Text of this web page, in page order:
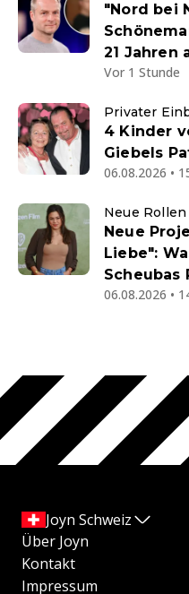
"Nord bei
21 Jahren
Vor 1 Stunde
Privater
4 Kinder
Giebels
06.08.2026 •
Neue Rollen
Neue
Liebe":
Scheubas
06.08.2026 •
Joyn Schweiz
Über Joyn
Kontakt
Impressum